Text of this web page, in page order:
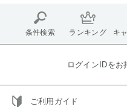
条件検索 ランキング キ
ログインIDをお
ご利用ガイド